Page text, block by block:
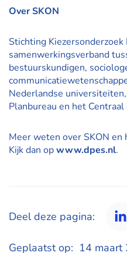
Over SKON
Stichting
samenwerkingsverband
bestuurskundigen,
Nederlandse
Planbureau en het
Meer weten over SKON en
Kijk dan opwww.dpes.nl.
Deel deze pagina:
Geplaatst op: 14 maart